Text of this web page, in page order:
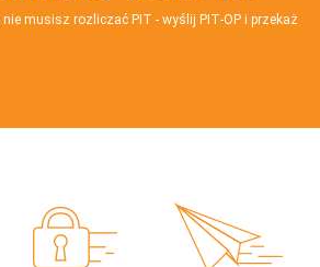
musisz rozliczać PIT - wyślij PIT‑OP i przekaż